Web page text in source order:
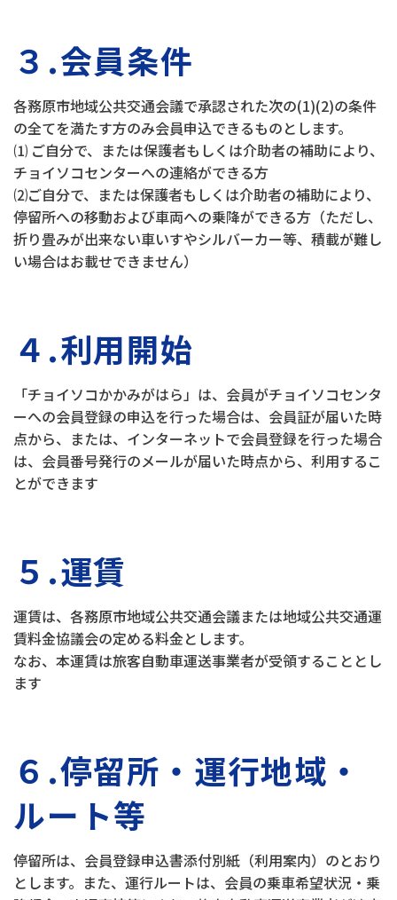
３.会員条件
各務原市地域公共交通会議で承認された次の(1)(2)の条件
の全てを満たす方のみ会員申込できるものとします。
⑴ ご自分で、または保護者もしくは介助者の補助により、
チョイソコセンターへの連絡ができる方
⑵ご自分で、または保護者もしくは介助者の補助により、
停留所への移動および車両への乗降ができる方（ただし、
折り畳みが出来ない車いすやシルバーカー等、積載が難し
い場合はお載せできません）
４.利用開始
「チョイソコかかみがはら」は、会員がチョイソコセンタ
ーへの会員登録の申込を行った場合は、会員証が届いた時
点から、または、インターネットで会員登録を行った場合
は、会員番号発行のメールが届いた時点から、利用するこ
とができます
５.運賃
運賃は、各務原市地域公共交通会議または地域公共交通運
賃料金協議会の定める料金とします。
なお、本運賃は旅客自動車運送事業者が受領することとし
ます
６.停留所・運行地域・
ルート等
停留所は、会員登録申込書添付別紙（利用案内）のとおり
とします。また、運行ルートは、会員の乗車希望状況・乗